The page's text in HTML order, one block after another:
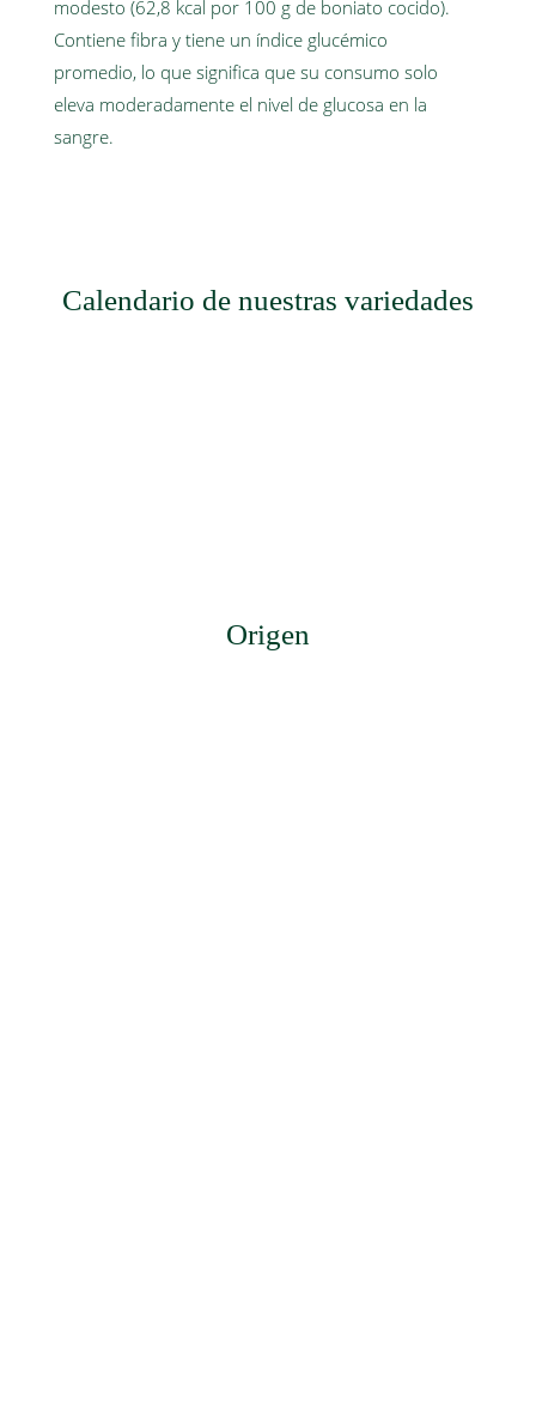
modesto (62,8 kcal por 100 g de boniato cocido).
Contiene fibra y tiene un índice glucémico
promedio, lo que significa que su consumo solo
eleva moderadamente el nivel de glucosa en la
sangre.
Calendario de nuestras variedades
Origen